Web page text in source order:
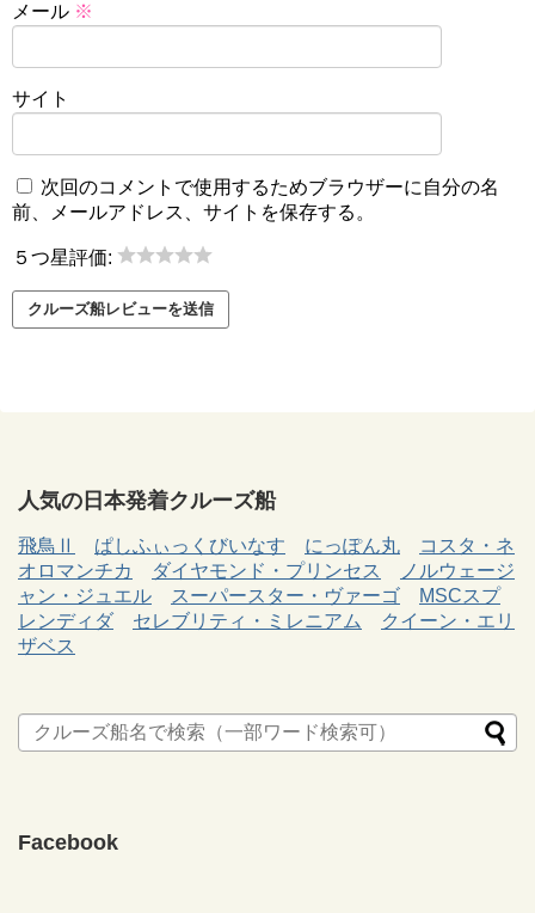
メール ※
サイト
次回のコメントで使用するためブラウザーに自分の名
前、メールアドレス、サイトを保存する。
５つ星評価:
人気の日本発着クルーズ船
飛鳥Ⅱ ぱしふぃっくびいなす にっぽん丸
コスタ・ネ
オロマンチカ
ダイヤモンド・プリンセス
ノルウェージ
ャン・ジュエル
スーパースター・ヴァーゴ
MSCスプ
レンディダ
セレブリティ・ミレニアム
クイーン・エリ
ザベス
Facebook